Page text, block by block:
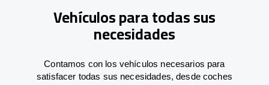
Vehículos para todas sus
necesidades
Contamos con los vehículos necesarios para
satisfacer todas sus necesidades, desde coches